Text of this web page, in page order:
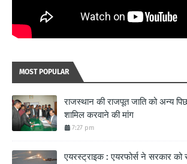
MOST POPULAR
राजस्थान की राजपूत जाति को अन्य
शामिल करवाने की मांग
7:27 pm
एयरस्ट्राइक : एयरफोर्स ने सरकार को